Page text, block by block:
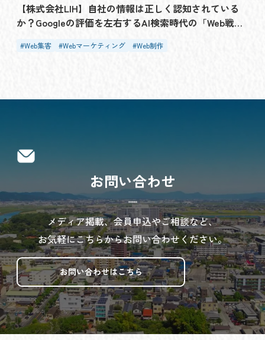
【株式会社LIH】自社の情報は正しく認知されている
か？Googleの評価を左右するAI検索時代の「Web戦
Web集客 Webマーケティング Web制作
お問い合わせ
メディア掲載、会員申込やご相談など、
お気軽にこちらからお問い合わせください。
お問い合わせはこちら